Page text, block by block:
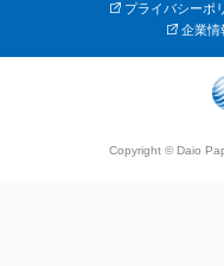
プライバシーポ
企業情
Copyright © Daio